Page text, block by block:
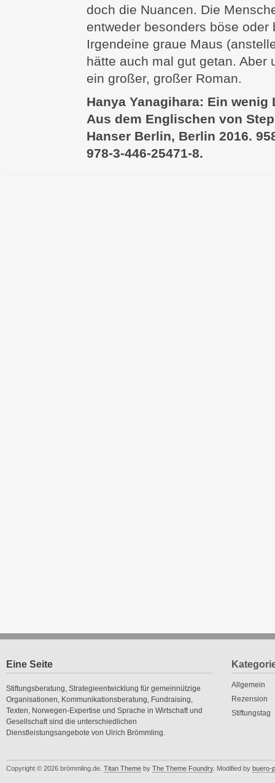
doch die Nuancen. Die
entweder besonders böse oder
Irgendeine graue Maus
hätte auch mal gut getan. Aber
ein großer, großer Roman.
Hanya Yanagihara: Ein wenig
Aus dem Englischen von
Hanser Berlin, Berlin 2016.
978-3-446-25471-8.
Eine Seite
Stiftungsberatung, Strategieentwicklung für gemeinnützige
Organisationen, Kommunikationsberatung, Fundraising,
Texten, Norwegen-Expertise und Sprache in Wirtschaft und
Gesellschaft sind die unterschiedlichen
Dienstleistungsangebote von Ulrich Brömmling.
Allgemein
Rezension
Stiftungstag
Copyright © 2026 brömmling.de. Titan Theme by The Theme Foundry. Modified by buero-